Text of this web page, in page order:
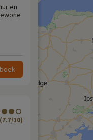
en
(7.7/10)